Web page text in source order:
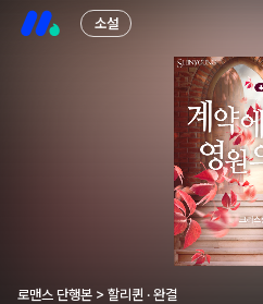
소설
로맨스 단행본 > 할리퀸 · 완결